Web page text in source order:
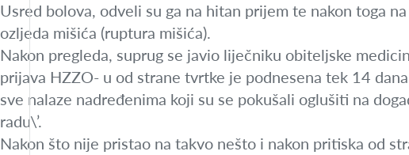
Usred bolova, odveli su ga na hitan prijem te nakon toga
ozljeda mišića (ruptura mišića).
Nakon pregleda, suprug se javio liječniku obiteljske
prijava HZZO- u od strane tvrtke je podnesena tek 14
sve nalaze nadređenima koji su se pokušali oglušiti na
radu\’.
Nakon što nije pristao na takvo nešto i nakon pritiska od